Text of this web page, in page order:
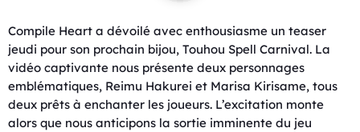
Compile Heart a dévoilé avec enthousiasme un teaser
jeudi pour son prochain bijou, Touhou Spell Carnival. La
vidéo captivante nous présente deux personnages
emblématiques, Reimu Hakurei et Marisa Kirisame, tous
deux prêts à enchanter les joueurs. L’excitation monte
alors que nous anticipons la sortie imminente du jeu